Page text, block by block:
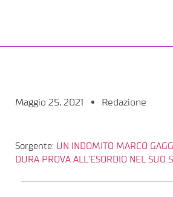
Maggio 25, 2021 Redazione
Sorgente: UN INDOMITO MARCO
DURA PROVA ALL’ESORDIO NEL SUO